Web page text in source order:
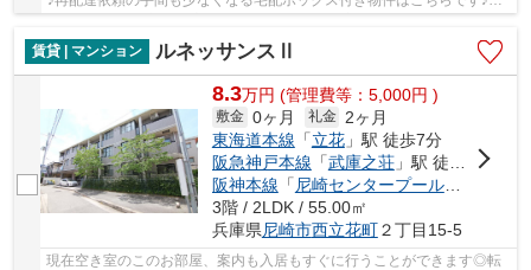
ったりとしたお部屋の広さ57.64㎡♪2LDKのお家...
賃貸 | マンション
ルネッサンスⅡ
8.3万円 (管理費等：5,000円 )
敷金 0ヶ月 礼金
2ヶ月
東海道本線 「立花」駅 徒歩7分
阪急神戸本線 「武庫之荘」駅 徒歩31分
阪神本線 「 尼崎センタープール前
3階 / 2LDK / 55.00㎡
兵庫県尼崎市西立花町２丁目15-5
現在空き室のこのお部屋、案内も入居もすぐに行うことができます◎転